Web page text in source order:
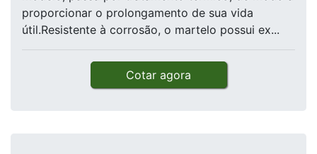
proporcionar o prolongamento de sua vida
útil.Resistente à corrosão, o martelo possui ex...
Cotar agora